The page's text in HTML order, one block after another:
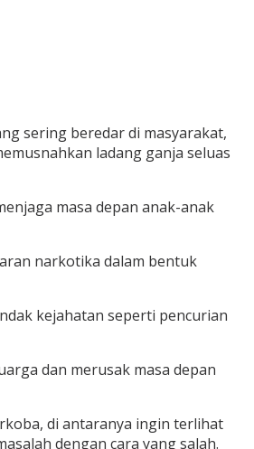
sering beredar di masyarakat,
ladang ganja seluas
masa depan anak-anak
narkotika dalam bentuk
kejahatan seperti pencurian
dan merusak masa depan
di antaranya ingin terlihat
dengan cara yang salah.